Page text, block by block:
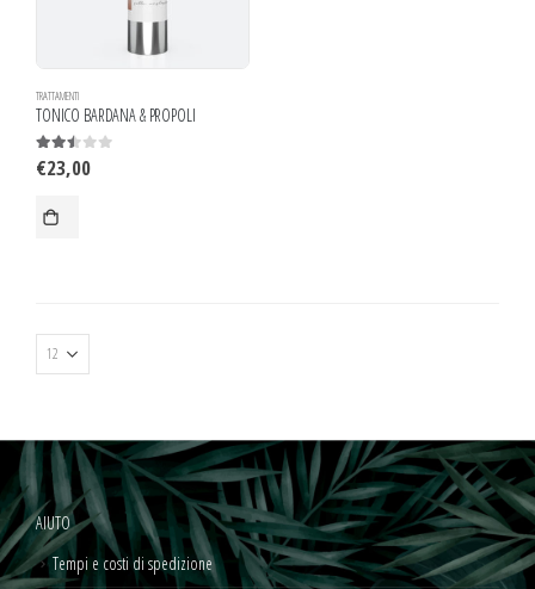
TRATTAMENTI
TONICO BARDANA & PROPOLI
2.43 out of 5
€23,00
AIUTO
Tempi e costi di spedizione